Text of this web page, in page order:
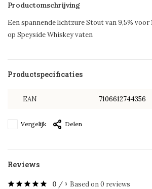
Productomschrijving
Een spannende lichtzure Stout van 9,5% voor
op Speyside Whiskey vaten
Productspecificaties
EAN 7106612744356
Vergelijk Delen
Reviews
0 / 5 Based on 0 reviews